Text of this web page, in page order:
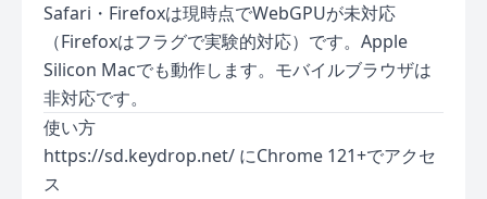
Safari・Firefoxは現時点でWebGPUが未対応
（Firefoxはフラグで実験的対応）です。Apple
Silicon Macでも動作します。モバイルブラウザは
非対応です。
使い方
https://sd.keydrop.net/ にChrome 121+でアクセ
ス